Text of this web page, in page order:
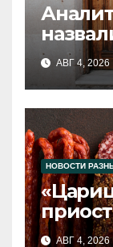
2026
АВГ 4, 2026
НОВОСТИ
АВГ 4, 2026